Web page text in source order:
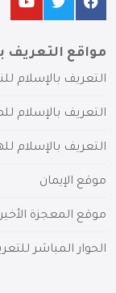
مواقع التعريف
التعريف بالإسلام
التعريف بالإسلام
التعريف بالإسلام
موقع الإيمان
موقع المعجزة
الحوار المباشر